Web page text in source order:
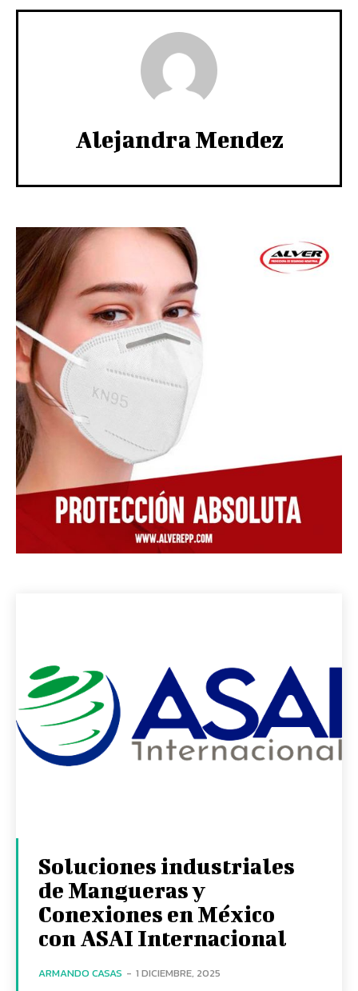
Alejandra Mendez
Soluciones industriales
de Mangueras y
Conexiones en México
con ASAI Internacional
ARMANDO CASAS - 1 DICIEMBRE, 2025